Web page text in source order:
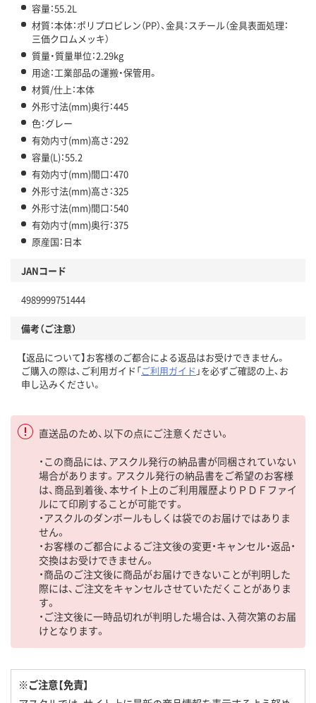
容量：55.2L
材質：本体：ポリプロピレン（PP）、金具：スチール（金具表面処理：
三価クロムメッキ）
質量・質量単位：2.29kg
用途：工業部品の運搬・保管用。
材質/仕上：本体
外形寸法(mm)奥行：445
色：グレー
有効内寸(mm)高さ：292
容量(L)：55.2
有効内寸(mm)間口：470
外形寸法(mm)高さ：325
外形寸法(mm)間口：540
有効内寸(mm)奥行：375
原産国：日本
JANコード
4989999751444
備考（ご注意）
【返品について】お客様のご都合による返品はお受けできません。
ご購入の際は、ご利用ガイド「ご利用ガイド 」を必ずご確認の上、お
申し込みください。
直送品のため、以下の点にご注意ください。
・この商品には、アスクル発行の納品書が同梱されていない
場合があります。アスクル発行の納品書をご希望のお客様
は、商品到着後、本サイト上のご利用履歴よりＰＤＦファイ
ルにて印刷することが可能です。
・アスクルのダンボールもしくは袋でのお届けではありま
せん。
・お客様のご都合によるご注文後の変更・キャンセル・返品・
交換はお受けできません。
・商品のご注文後に商品がお届けできないことが判明した
際には、ご注文をキャンセルさせていただくことがありま
す。
・ご注文後に一時品切れが判明した場合は、入荷次第のお届
けとなります。
※ご注意【免責】